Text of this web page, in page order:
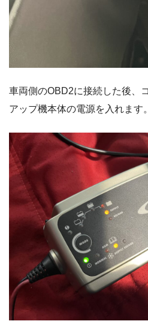
車両側のOBD2に接続した後、
アップ機本体の電源を入れます。